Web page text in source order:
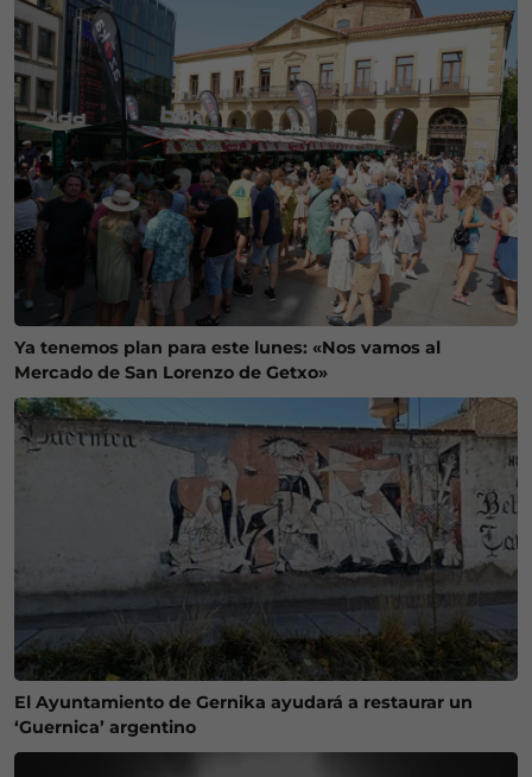
Ya tenemos plan para este lunes: «Nos vamos al
Mercado de San Lorenzo de Getxo»
El Ayuntamiento de Gernika ayudará a restaurar un
‘Guernica’ argentino